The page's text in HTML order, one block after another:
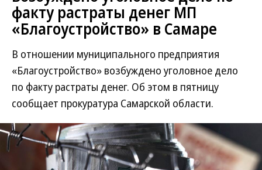
факту растраты денег МП
«Благоустройство» в Самарe
В отношении муниципального предприятия
«Благоустройство» возбуждено уголовное дело
по факту растраты денег. Об этом в пятницу
сообщает прокуратура Самарской области.